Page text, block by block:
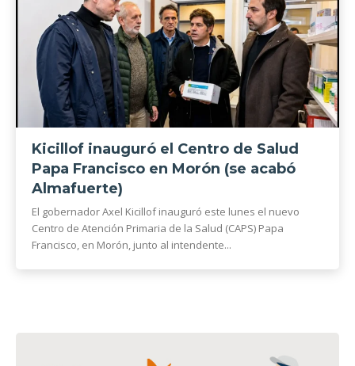
Kicillof inauguró el Centro de Salud
Papa Francisco en Morón (se acabó
Almafuerte)
El gobernador Axel Kicillof inauguró este lunes el nuevo
Centro de Atención Primaria de la Salud (CAPS) Papa
Francisco, en Morón, junto al intendente...